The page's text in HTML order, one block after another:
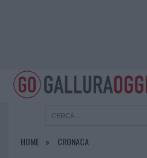
HOME CRONACA